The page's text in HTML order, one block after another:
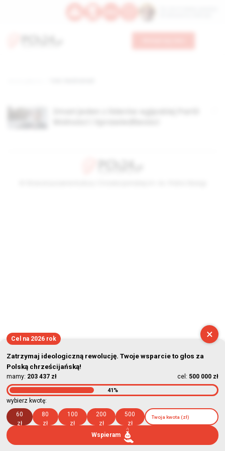
×
Cel na 2026 rok
Zatrzymaj ideologiczną rewolucję. Twoje wsparcie to głos za
Polską chrześcijańską!
mamy: 203 437 zł cel: 500 000 zł
41%
wybierz kwotę:
60
zł
80
zł
100
zł
200
zł
500
zł
Wspieram